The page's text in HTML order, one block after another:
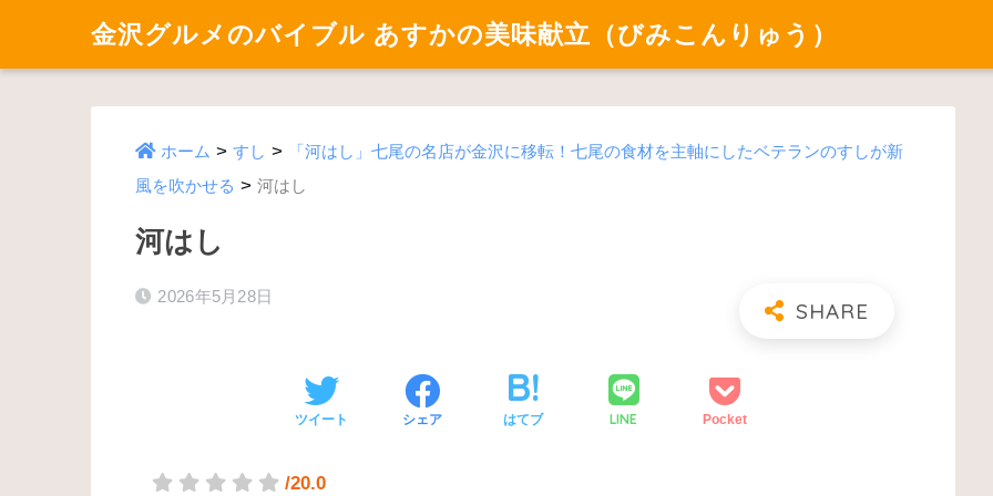
金沢グルメのバイブル あすかの美味献立（びみこんりゅう）
ホーム > すし >
「河はし」七尾の名店が金沢に移転！七尾の食材を主軸にしたベテランのすしが新
風を吹かせる > 河はし
河はし
2026年5月28日
ツイート シェア はてブ LINE Pocket
/20.0